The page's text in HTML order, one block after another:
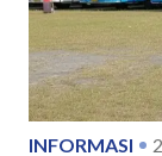
INFORMASI